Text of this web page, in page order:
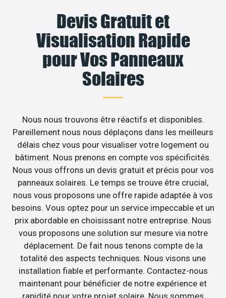
Devis Gratuit et
Visualisation Rapide
pour Vos Panneaux
Solaires
Nous nous trouvons être réactifs et disponibles.
Pareillement nous nous déplaçons dans les meilleurs
délais chez vous pour visualiser votre logement ou
bâtiment. Nous prenons en compte vos spécificités.
Nous vous offrons un devis gratuit et précis pour vos
panneaux solaires. Le temps se trouve être crucial,
nous vous proposons une offre rapide adaptée à vos
besoins. Vous optez pour un service impeccable et un
prix abordable en choisissant notre entreprise. Nous
vous proposons une solution sur mesure via notre
déplacement. De fait nous tenons compte de la
totalité des aspects techniques. Nous visons une
installation fiable et performante. Contactez-nous
maintenant pour bénéficier de notre expérience et